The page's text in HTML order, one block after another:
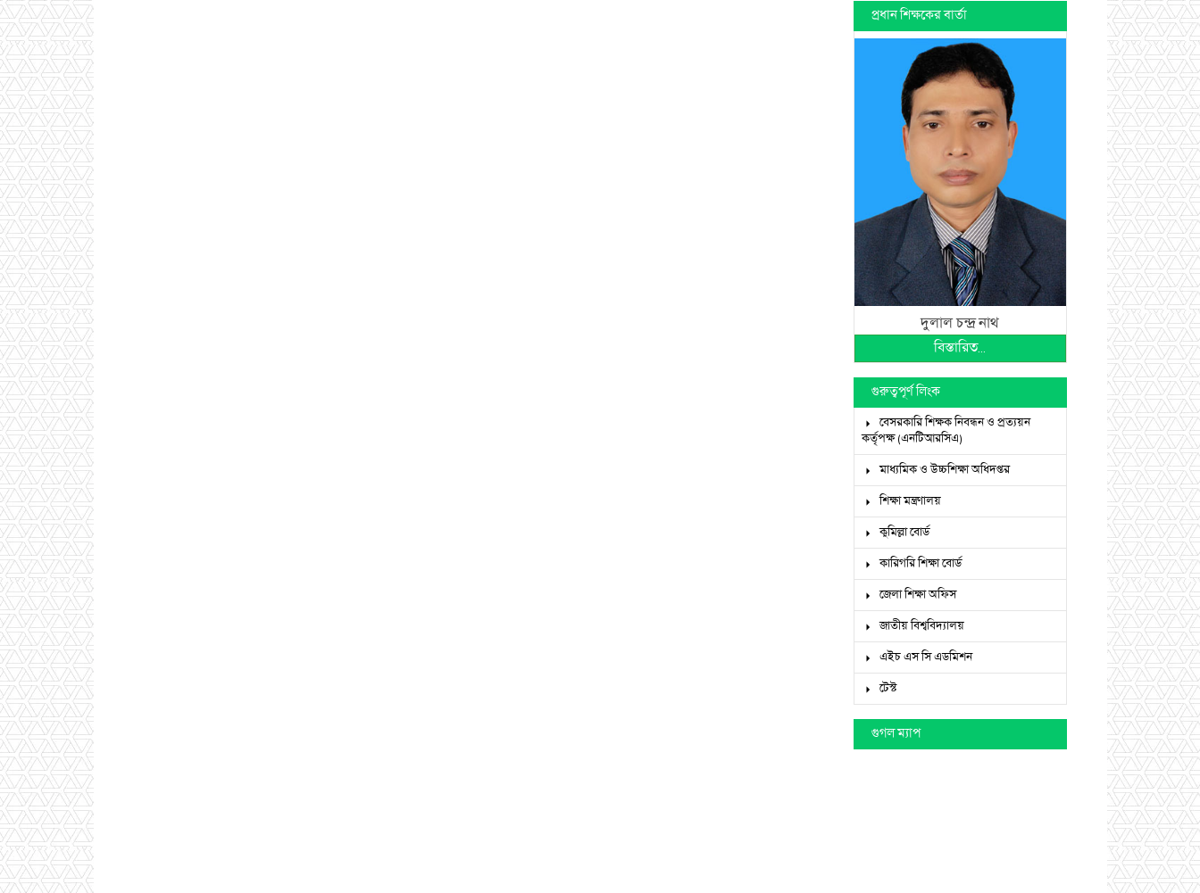
প্রধান শিক্ষকের বার্তা
দুলাল চন্দ্র নাথ
বিস্তারিত...
গুরুত্বপূর্ণ লিংক
বেসরকারি শিক্ষক নিবন্ধন ও প্রত্যয়ন
কর্তৃপক্ষ (এনটিআরসিএ)
মাধ্যমিক ও উচ্চশিক্ষা অধিদপ্তর
শিক্ষা মন্ত্রণালয়
কুমিল্লা বোর্ড
কারিগরি শিক্ষা বোর্ড
জেলা শিক্ষা অফিস
জাতীয় বিশ্ববিদ্যালয়
এইচ এস সি এডমিশন
টেস্ট
গুগল ম্যাপ